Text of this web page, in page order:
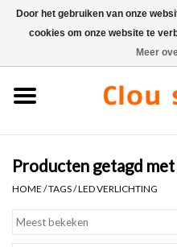
Fonteinsets
Producten getagd
HOME /TAGS/LED VERLICHTING
Door het gebruiken van onze
cookies om onze website te
Meer